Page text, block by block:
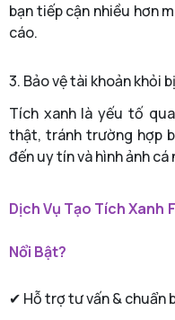
bạn tiếp cận nhiều hơn
cáo.
3. Bảo vệ tài khoản khỏi
Tích xanh là yếu tố
thật, tránh trường hợp
đến uy tín và hình ảnh
Dịch Vụ Tạo Tích Xanh
Nổi Bật?
✔ Hỗ trợ tư vấn & chuẩn